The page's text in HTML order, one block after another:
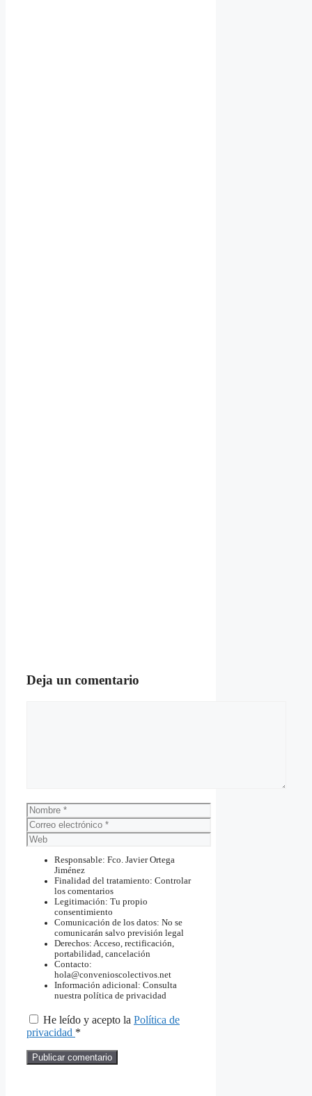
Deja un comentario
Nombre
Correo
electrónico
Web
Responsable: Fco. Javier Ortega
Jiménez
Finalidad del tratamiento: Controlar
los comentarios
Legitimación: Tu propio
consentimiento
Comunicación de los datos: No se
comunicarán salvo previsión legal
Derechos: Acceso, rectificación,
portabilidad, cancelación
Contacto:
hola@convenioscolectivos.net
Información adicional: Consulta
nuestra política de privacidad
He leído y acepto la Política de
privacidad *